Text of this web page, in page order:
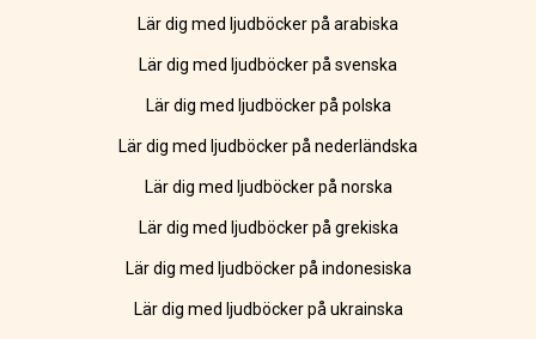
Lär dig med ljudböcker på arabiska
Lär dig med ljudböcker på svenska
Lär dig med ljudböcker på polska
Lär dig med ljudböcker på nederländska
Lär dig med ljudböcker på norska
Lär dig med ljudböcker på grekiska
Lär dig med ljudböcker på indonesiska
Lär dig med ljudböcker på ukrainska